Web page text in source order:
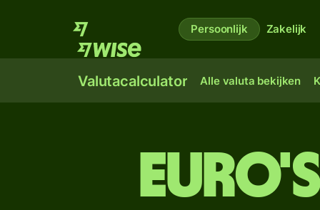
Persoonlijk Zakelijk
Valutacalculator Alle valuta bekijken